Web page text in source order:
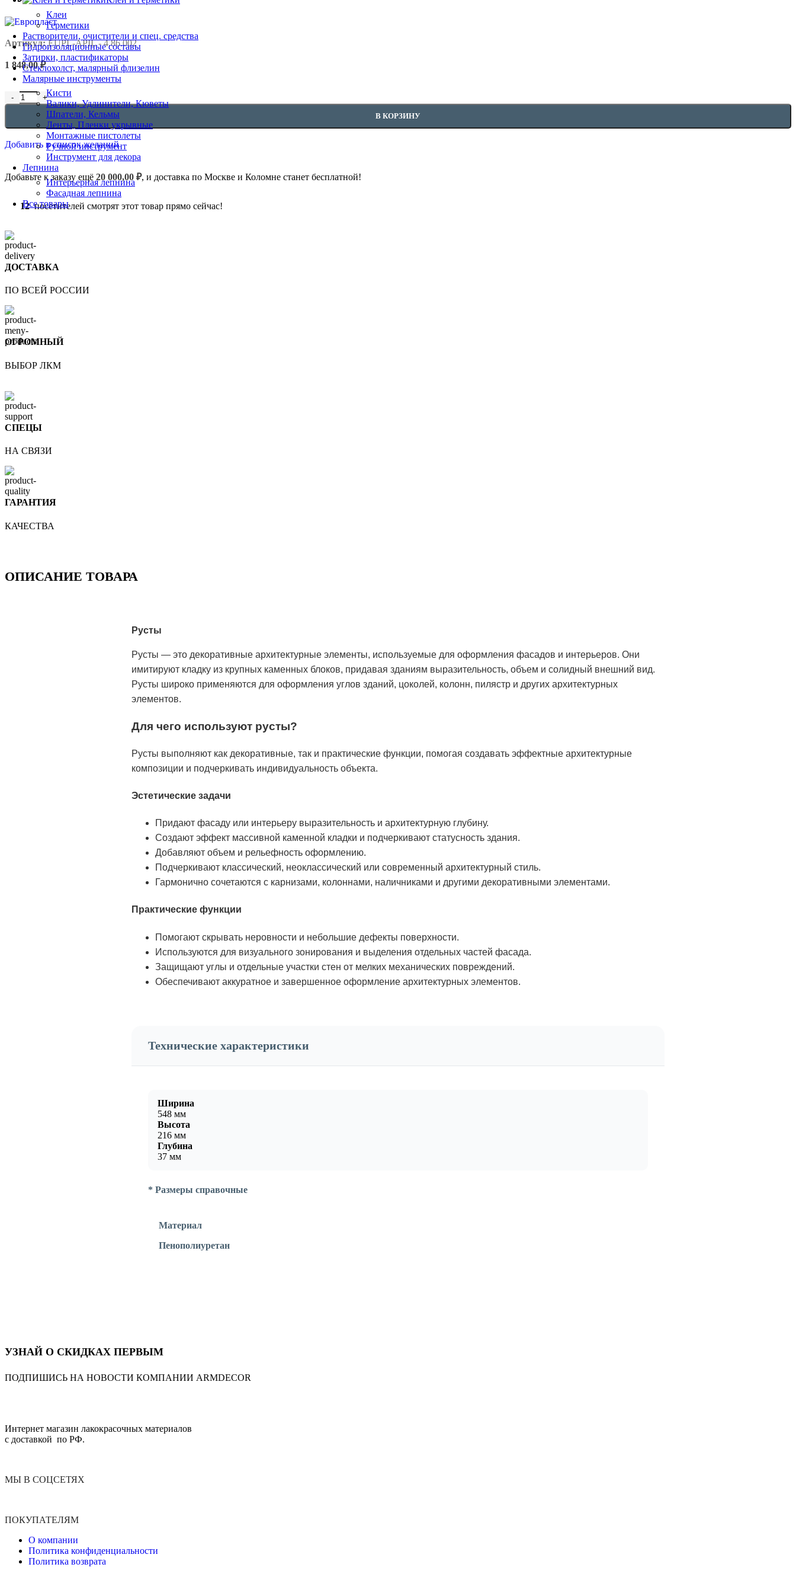
Клеи
Герметики
Растворители, очистители и спец. средства
Гидроизоляционные составы
Затирки, пластификаторы
Стеклохолст, малярный флизелин
Малярные инструменты
Кисти
Валики, Удлинители, Кюветы
Шпатели, Кельмы
Ленты, Пленки укрывные
Монтажные пистолеты
Ручной инструмент
Инструмент для декора
Лепнина
Интерьерная лепнина
Фасадная лепнина
Все товары
Артикул:EUPL-APIL - 4.86.002
1 848,00₽
В КОРЗИНУ
Добавить в список желаний
Добавьте к заказу ещё 20 000,00 ₽, и доставка по Москве и Коломне станет бесплатной!
12 посетителей смотрят этот товар прямо сейчас!
ДОСТАВКА
ПО ВСЕЙ РОССИИ
ОГРОМНЫЙ
ВЫБОР ЛКМ
СПЕЦЫ
НА СВЯЗИ
ГАРАНТИЯ
КАЧЕСТВА
ОПИСАНИЕ ТОВАРА
Русты
Русты — это декоративные архитектурные элементы, используемые для оформления фасадов и интерьеров. Они
имитируют кладку из крупных каменных блоков, придавая зданиям выразительность, объем и солидный внешний вид.
Русты широко применяются для оформления углов зданий, цоколей, колонн, пилястр и других архитектурных
элементов.
Для чего используют русты?
Русты выполняют как декоративные, так и практические функции, помогая создавать эффектные архитектурные
композиции и подчеркивать индивидуальность объекта.
Эстетические задачи
Придают фасаду или интерьеру выразительность и архитектурную глубину.
Создают эффект массивной каменной кладки и подчеркивают статусность здания.
Добавляют объем и рельефность оформлению.
Подчеркивают классический, неоклассический или современный архитектурный стиль.
Гармонично сочетаются с карнизами, колоннами, наличниками и другими декоративными элементами.
Практические функции
Помогают скрывать неровности и небольшие дефекты поверхности.
Используются для визуального зонирования и выделения отдельных частей фасада.
Защищают углы и отдельные участки стен от мелких механических повреждений.
Обеспечивают аккуратное и завершенное оформление архитектурных элементов.
Технические характеристики
Ширина
548 мм
Высота
216 мм
Глубина
37 мм
* Размеры справочные
Материал
Пенополиуретан
УЗНАЙ О СКИДКАХ ПЕРВЫМ
ПОДПИШИСЬ НА НОВОСТИ КОМПАНИИ ARMDECOR
Интернет магазин лакокрасочных материалов
с доставкой по РФ.
МЫ В СОЦСЕТЯХ
ПОКУПАТЕЛЯМ
О компании
Политика конфиденциальности
Политика возврата